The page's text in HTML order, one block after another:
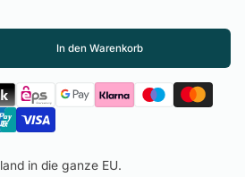
In den Warenkorb
in die ganze EU.